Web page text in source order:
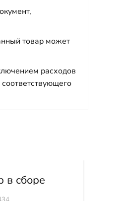
товар может
расходов
в сборе